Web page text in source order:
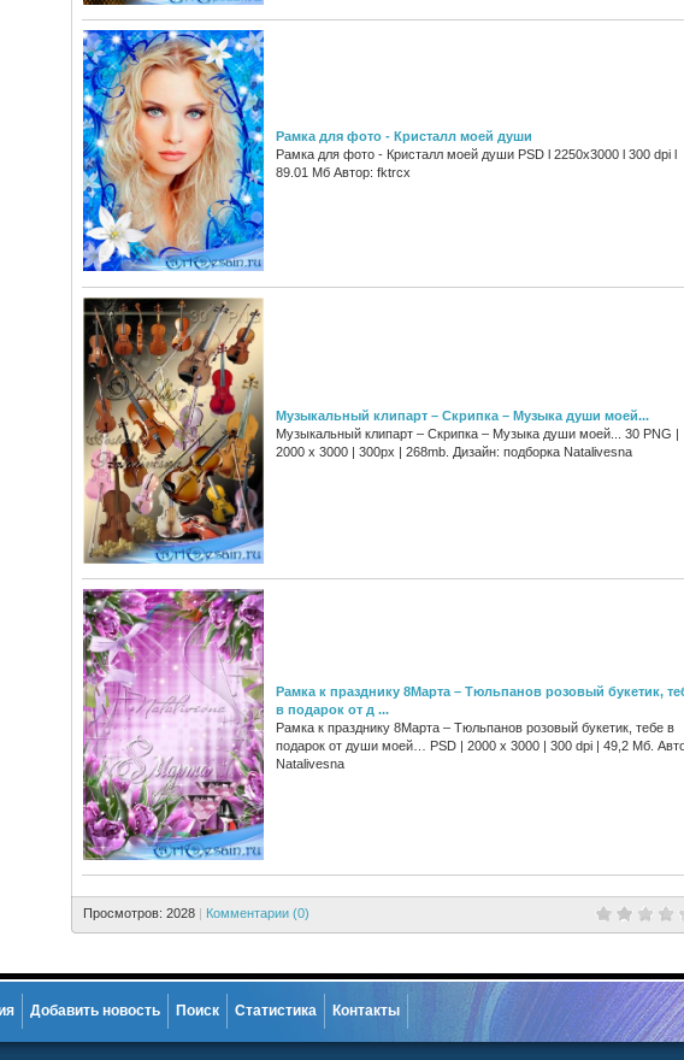
Рамка для фото - Кристалл моей души
Рамка для фото - Кристалл моей души PSD l 2250x3000 l 300 dpi l
89.01 Мб Автор: fktrcx
Музыкальный клипарт – Скрипка – Музыка души моей...
Музыкальный клипарт – Скрипка – Музыка души моей... 30 PNG |
2000 x 3000 | 300px | 268mb. Дизайн: подборка Natalivesna
Рамка к празднику 8Марта – Тюльпанов розовый букетик,
в подарок от д ...
Рамка к празднику 8Марта – Тюльпанов розовый букетик, тебе в
подарок от души моей… PSD | 2000 x 3000 | 300 dpi | 49,2 Мб.
Natalivesna
Просмотров: 2028 | Комментарии (0)
Добавить новость Поиск Статистика Контакты